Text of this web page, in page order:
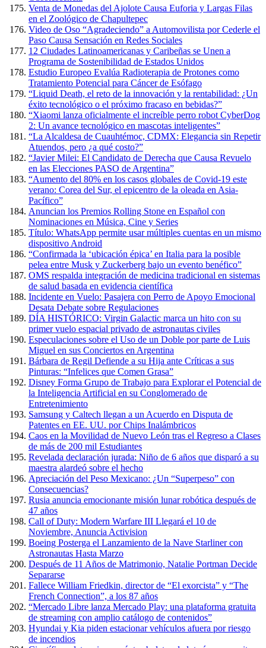
Venta de Monedas del Ajolote Causa Euforia y Largas Filas
en el Zoológico de Chapultepec
Video de Oso “Agradeciendo” a Automovilista por Cederle el
Paso Causa Sensación en Redes Sociales
12 Ciudades Latinoamericanas y Caribeñas se Unen a
Programa de Sostenibilidad de Estados Unidos
Estudio Europeo Evalúa Radioterapia de Protones como
Tratamiento Potencial para Cáncer de Esófago
“Liquid Death, el reto de la innovación y la rentabilidad: ¿Un
éxito tecnológico o el próximo fracaso en bebidas?”
“Xiaomi lanza oficialmente el increíble perro robot CyberDog
2: Un avance tecnológico en mascotas inteligentes”
“La Alcaldesa de Cuauhtémoc, CDMX: Elegancia sin Repetir
Atuendos, pero ¿a qué costo?”
“Javier Milei: El Candidato de Derecha que Causa Revuelo
en las Elecciones PASO de Argentina”
“Aumento del 80% en los casos globales de Covid-19 este
verano: Corea del Sur, el epicentro de la oleada en Asia-
Pacífico”
Anuncian los Premios Rolling Stone en Español con
Nominaciones en Música, Cine y Series
Título: WhatsApp permite usar múltiples cuentas en un mismo
dispositivo Android
“Confirmada la ‘ubicación épica’ en Italia para la posible
pelea entre Musk y Zuckerberg bajo un evento benéfico”
OMS respalda integración de medicina tradicional en sistemas
de salud basada en evidencia científica
Incidente en Vuelo: Pasajera con Perro de Apoyo Emocional
Desata Debate sobre Regulaciones
DÍA HISTÓRICO: Virgin Galactic marca un hito con su
primer vuelo espacial privado de astronautas civiles
Especulaciones sobre el Uso de un Doble por parte de Luis
Miguel en sus Conciertos en Argentina
Bárbara de Regil Defiende a su Hija ante Críticas a sus
Pinturas: “Infelices que Comen Grasa”
Disney Forma Grupo de Trabajo para Explorar el Potencial de
la Inteligencia Artificial en su Conglomerado de
Entretenimiento
Samsung y Caltech llegan a un Acuerdo en Disputa de
Patentes en EE. UU. por Chips Inalámbricos
Caos en la Movilidad de Nuevo León tras el Regreso a Clases
de más de 200 mil Estudiantes
Revelada declaración jurada: Niño de 6 años que disparó a su
maestra alardeó sobre el hecho
Apreciación del Peso Mexicano: ¿Un “Superpeso” con
Consecuencias?
Rusia anuncia emocionante misión lunar robótica después de
47 años
Call of Duty: Modern Warfare III Llegará el 10 de
Noviembre, Anuncia Activision
Boeing Posterga el Lanzamiento de la Nave Starliner con
Astronautas Hasta Marzo
Después de 11 Años de Matrimonio, Natalie Portman Decide
Separarse
Fallece William Friedkin, director de “El exorcista” y “The
French Connection”, a los 87 años
“Mercado Libre lanza Mercado Play: una plataforma gratuita
de streaming con amplio catálogo de contenidos”
Hyundai y Kia piden estacionar vehículos afuera por riesgo
de incendios